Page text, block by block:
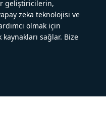
geliştiricilerin,
zeka teknolojisi ve
olmak için
sağlar. Bize